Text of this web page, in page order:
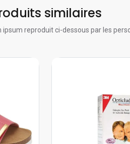
similaires
ipsum reproduit ci-dessous par les